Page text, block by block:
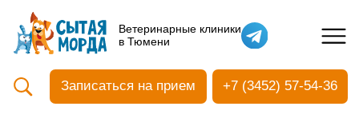
Ветеринарные клиники
в Тюмени
Кастрация собак
Вакцинация
Ультразвуковая чистка зубов
Общий анализ крови